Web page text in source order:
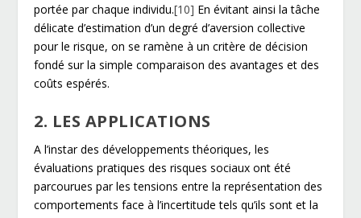
portée par chaque individu.[10] En évitant ainsi la tâche
délicate d’estimation d’un degré d’aversion collective
pour le risque, on se ramène à un critère de décision
fondé sur la simple comparaison des avantages et des
coûts espérés.
2. LES APPLICATIONS
A l’instar des développements théoriques, les
évaluations pratiques des risques sociaux ont été
parcourues par les tensions entre la représentation des
comportements face à l’incertitude tels qu’ils sont et la